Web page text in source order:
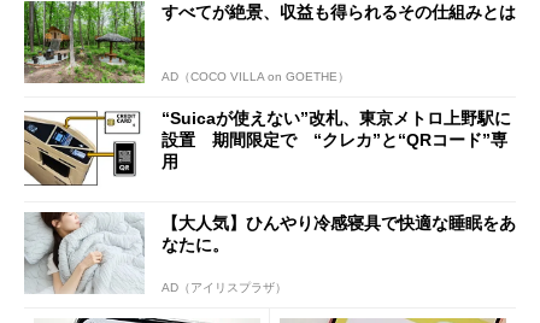
すべてが絶景、収益も得られるその仕組みとは
AD（COCO VILLA on GOETHE）
“Suicaが使えない”改札、東京メトロ上野駅に
設置 期間限定で “クレカ”と“QRコード”専
用
【大人気】ひんやり冷感寝具で快適な睡眠をあ
なたに。
AD（アイリスプラザ）